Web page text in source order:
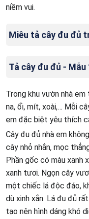
niềm vui.
Miêu tả cây đu đủ
Tả cây đu đủ - Mẫu
Trong khu vườn nhà
na, ổi, mít, xoài,… Mỗi
em đặc biệt yêu thích
Cây đu đủ nhà em
cây nhỏ nhắn, mọc
Phần gốc có màu xanh
xanh tươi. Ngọn cây
một chiếc lá độc đáo,
dù xinh xắn. Lá đu đủ
tạo nên hình dáng khó